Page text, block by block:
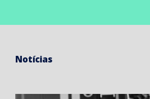
Notícias